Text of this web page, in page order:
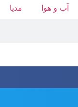
آب‌ و هوا مدیا